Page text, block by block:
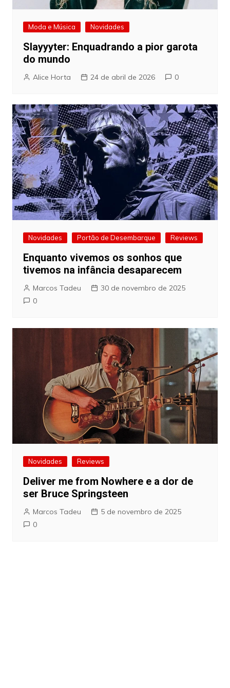
Moda e Música Novidades
Slayyyter: Enquadrando a pior garota
do mundo
Alice Horta 24 de abril de 2026 0
Novidades Portão de Desembarque Reviews
Enquanto vivemos os sonhos que
tivemos na infância desaparecem
Marcos Tadeu
30 de novembro de 2025
0
Novidades Reviews
Deliver me from Nowhere e a dor de
ser Bruce Springsteen
Marcos Tadeu
5 de novembro de 2025
0